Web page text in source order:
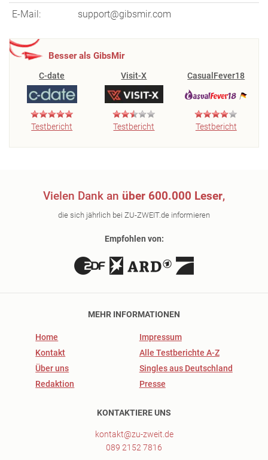
E-Mail: support@gibsmir.com
Besser als GibsMir
C-date
Testbericht
Visit-X
Testbericht
CasualFever18
Testbericht
Vielen Dank an über 600.000 Leser,
die sich jährlich bei ZU-ZWEIT.de informieren
Empfohlen von:
MEHR INFORMATIONEN
Home
Kontakt
Über uns
Redaktion
Impressum
Alle Testberichte A-Z
Singles aus Deutschland
Presse
KONTAKTIERE UNS
kontakt@zu-zweit.de
089 2152 7816